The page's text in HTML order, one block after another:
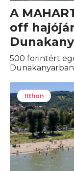
A
off
500 forintért
Itthon